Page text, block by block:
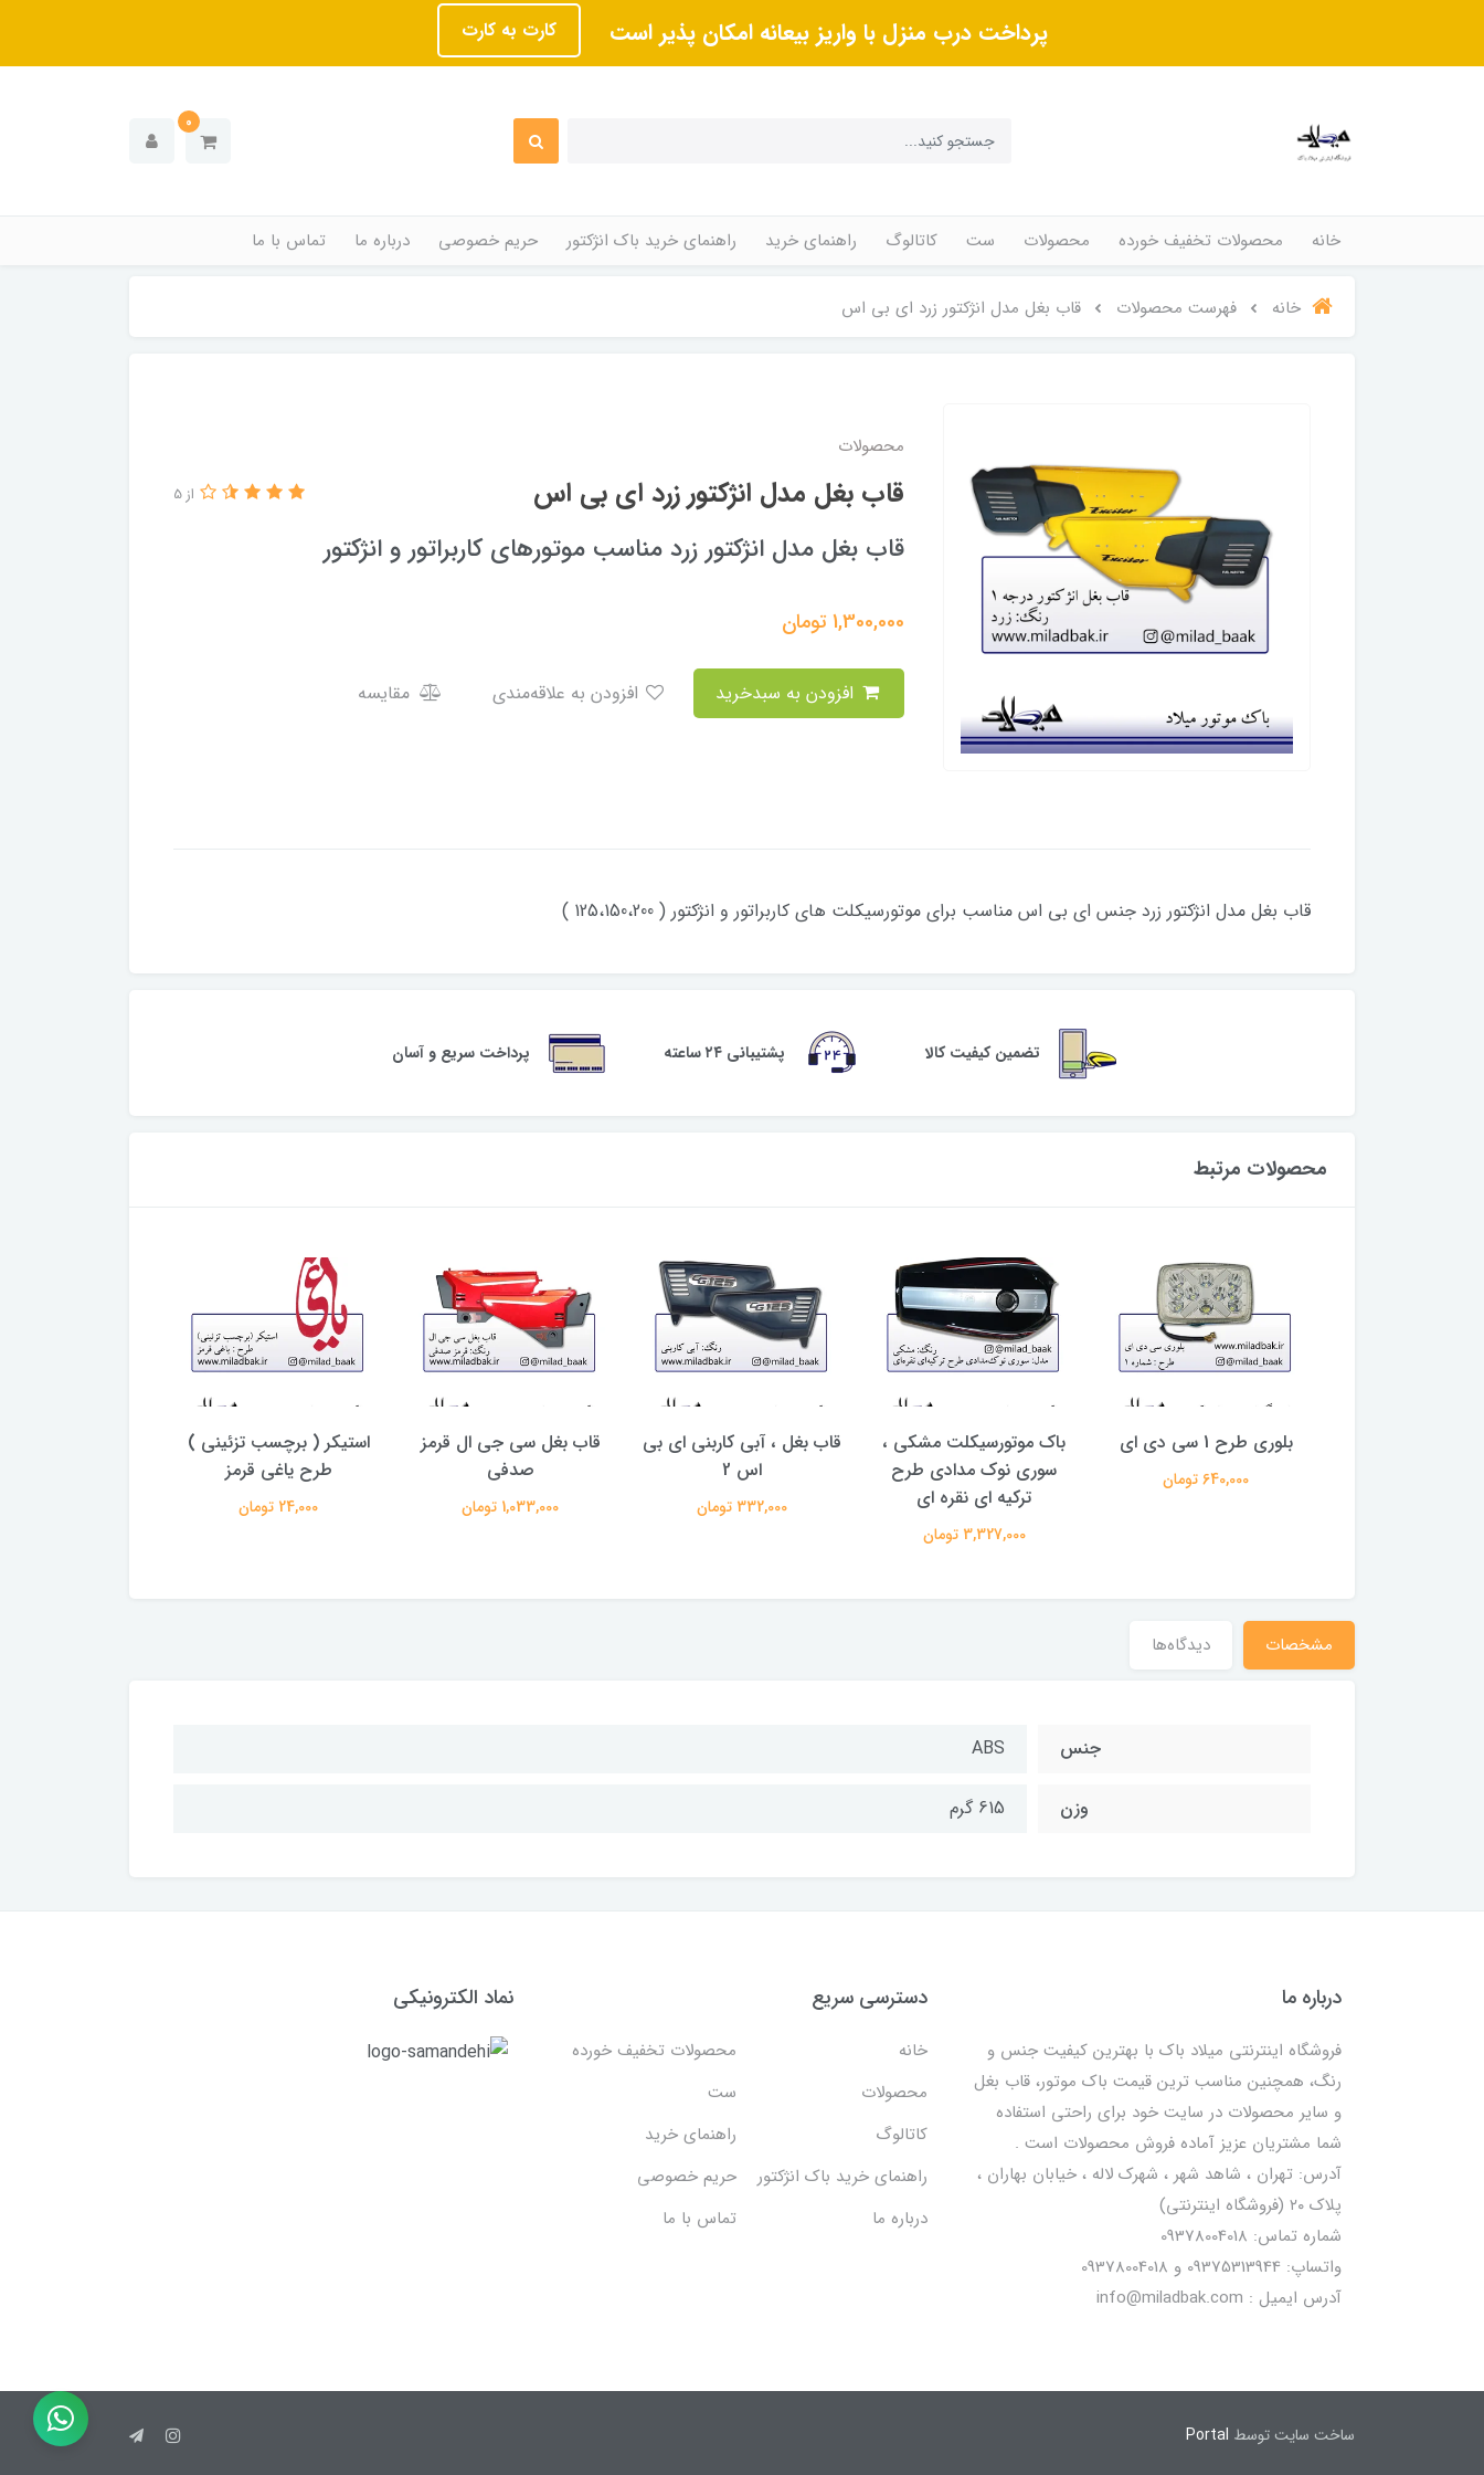
پرداخت درب منزل با واریز بیعانه امکان پذیر است کارت به کارت
0
خانه محصولات تخفیف خورده محصولات ست کاتالوگ راهنمای خرید راهنمای خرید باک انژکتور حریم خصوصی درباره ما تماس با ما
خانه فهرست محصولات قاب بغل مدل انژکتور زرد ای بی اس
محصولات
قاب بغل مدل انژکتور زرد ای بی اس از 5
قاب بغل مدل انژکتور زرد مناسب موتورهای کاربراتور و انژکتور
1,300,000تومان
مقایسه
قاب بغل مدل انژکتور زرد جنس ای بی اس مناسب برای موتورسیکلت های کاربراتور و انژکتور ( 125،150،200 )
تضمین کیفیت کالا پشتیبانی ۲۴ ساعته پرداخت سریع و آسان
محصولات مرتبط
بلوری طرح 1 سی دی ای
640,000 تومان
باک موتورسیکلت مشکی ،
سوری نوک مدادی طرح
ترکیه ای نقره ای
3,327,000 تومان
قاب بغل ، آبی کاربنی ای بی
اس 2
332,000 تومان
قاب بغل سی جی ال قرمز
صدفی
1,033,000 تومان
استیکر ( برچسب تزئینی )
طرح یاغی قرمز
24,000 تومان
مشخصات دیدگاه‌ها
جنس ABS
وزن 615 گرم
درباره ما
فروشگاه اینترنتی میلاد باک با بهترین کیفیت جنس و
رنگ، همچنین مناسب ترین قیمت باک موتور، قاب بغل
و سایر محصولات در سایت خود برای راحتی استفاده
شما مشتریان عزیز آماده فروش محصولات است .
آدرس: تهران ، شاهد شهر ، شهرک لاله ، خیابان بهاران ،
پلاک ۲۰ (فروشگاه اینترنتی)
شماره تماس: 09378004018
واتساپ: 09375313944 و 09378004018
آدرس ایمیل : info@miladbak.com
دسترسی سریع
خانه
محصولات تخفیف خورده
محصولات
ست
کاتالوگ
راهنمای خرید
راهنمای خرید باک انژکتور
حریم خصوصی
درباره ما
تماس با ما
نماد الکترونیکی
ساخت سایت توسط Portal